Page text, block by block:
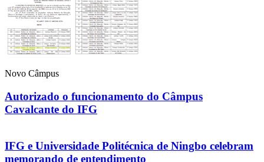
Novo Câmpus
Autorizado o funcionamento do Câmpus
Cavalcante do IFG
IFG e Universidade Politécnica de Ningbo celebram
memorando de entendimento